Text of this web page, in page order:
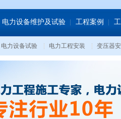
电力设备维护及试验 工程案例
电力设备试验 电力工程安装 变压器